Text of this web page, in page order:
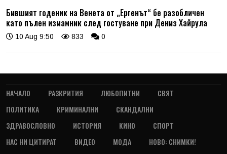
Бившият годеник на Венета от „Ергенът“ бе разобличен
като пълен измамник след гостуване при Дениз Хайрула
10 Aug 9:50 833 0
НАЧАЛО РАЗКРИТИЯ ЛЮБОПИТНИ
СВЯТ
ПОЛИТИКА
КРИМИНАЛНИ
СКАНДАЛНИ
ЗДРАВОСЛОВНО
ИСТОРИЯ КИНО
СПОРТ
НАС НИ ЦИТИРАТ
ВИДЕО МОДА
НОВО: СНИМКИ!